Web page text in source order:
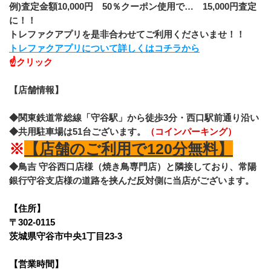
例)査定金額10,000円　50％クーポン使用で…　15,000円査定
に！！
トレファクアプリを是非合わせてご利用くださいませ！！
トレファクアプリについて詳しくはコチラから
☝クリック
【店舗情報】
◆関東鉄道常総線「守谷駅」から徒歩3分・西口駅前通り沿い
◆共用駐車場は51台ございます。
（コインパーキング）
※ 【店舗のご利用で120分無料】
◆鳥吉 守谷西口店様（焼き鳥専門店）と隣接しており、常陽
銀行守谷支店様の道路を挟んだ反対側に当店がございます。
【住所】
〒302-0115
茨城県守谷市中央1丁目23-3
【営業時間】